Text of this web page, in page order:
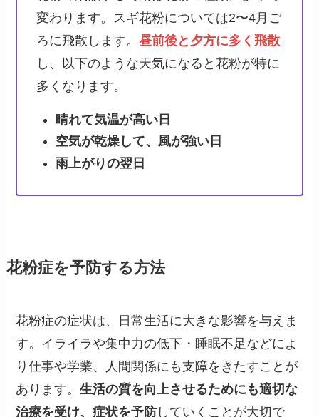
変わります。スギ花粉については2〜4月ご
ろに飛散します。昼前後と夕方に多く飛散
し、以下のような天気になると花粉が特に
多くなります。
晴れて気温が高い日
空気が乾燥して、風が強い日
雨上がりの翌日
花粉症を予防する方法
花粉症の症状は、日常生活に大きな影響を与えま
す。イライラや集中力の低下・睡眠不足などによ
り仕事や学業、人間関係にも支障をきたすことが
あります。生活の質を向上させるためにも適切な
治療を受け、症状を予防 していくことが大切で